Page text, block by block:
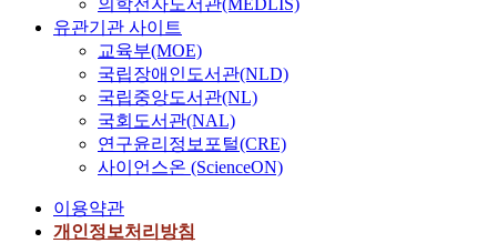
의학전자도서관(MEDLIS)
유관기관 사이트
교육부(MOE)
국립장애인도서관(NLD)
국립중앙도서관(NL)
국회도서관(NAL)
연구윤리정보포털(CRE)
사이언스온 (ScienceON)
이용약관
개인정보처리방침